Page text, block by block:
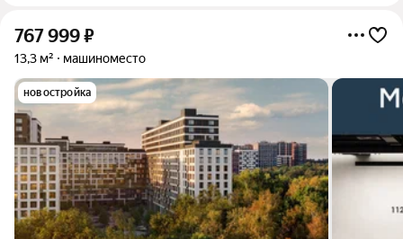
767 999₽
13,3 м² машиноместо
новостройка